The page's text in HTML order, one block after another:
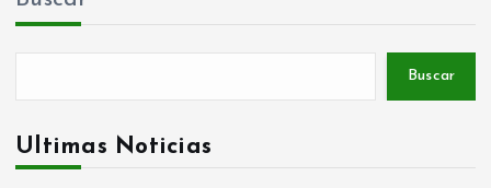
Buscar
Ultimas Noticias